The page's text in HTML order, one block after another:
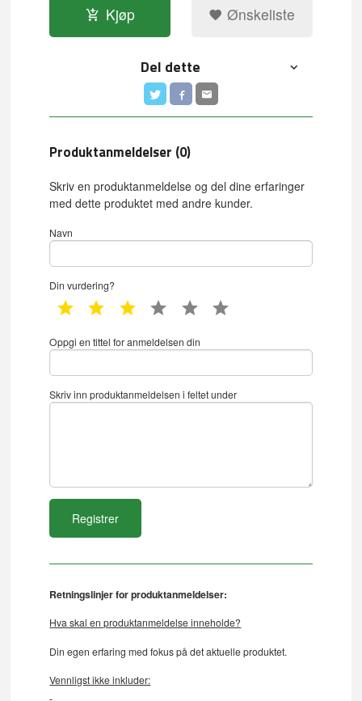
Kjøp Ønskeliste
Del dette
Produktanmeldelser (0)
Skriv en produktanmeldelse og del dine erfaringer
med dette produktet med andre kunder.
Navn
Din vurdering?
1 star 2 star 3 star 4 star 5 star
Oppgi en tittel for anmeldelsen din
Skriv inn produktanmeldelsen i feltet under
Retningslinjer for produktanmeldelser:
Hva skal en produktanmeldelse inneholde?
Din egen erfaring med fokus på det aktuelle produktet.
Vennligst ikke inkluder: